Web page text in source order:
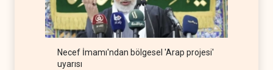
Necef İmamı'ndan bölgesel 'Arap projesi'
uyarısı